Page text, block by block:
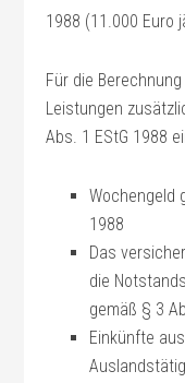
1988 (11.000 Euro
Für die
Leistungen
Abs. 1 EStG 1988
Wochengeld
1988
Das
die
gemäß § 3
Einkünfte